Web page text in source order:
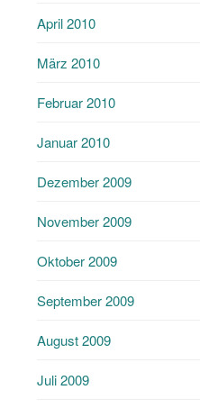
April 2010
März 2010
Februar 2010
Januar 2010
Dezember 2009
November 2009
Oktober 2009
September 2009
August 2009
Juli 2009